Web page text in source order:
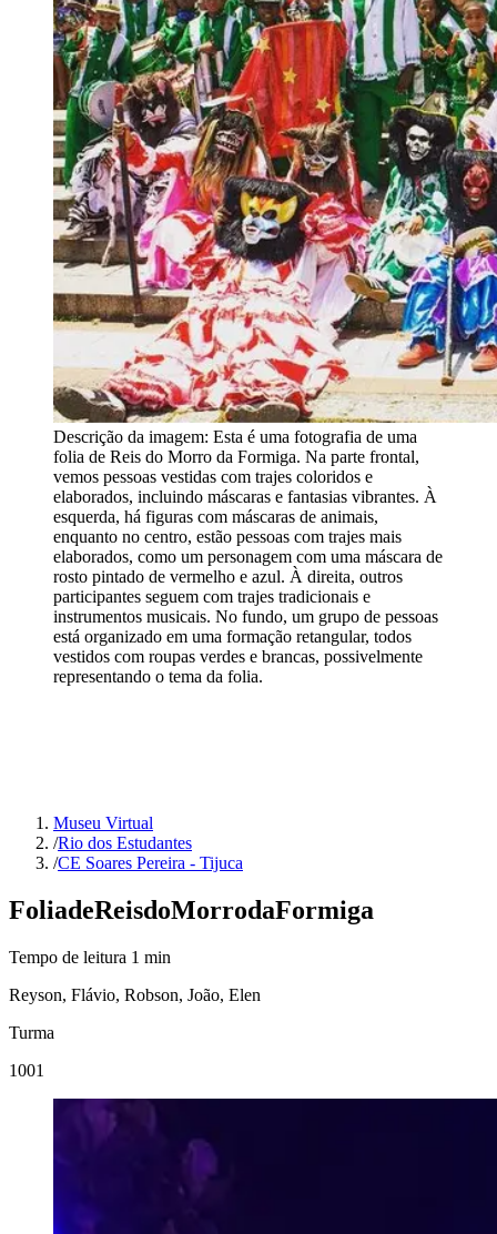
Descrição da imagem: Esta é uma fotografia de uma
folia de Reis do Morro da Formiga. Na parte frontal,
vemos pessoas vestidas com trajes coloridos e
elaborados, incluindo máscaras e fantasias vibrantes. À
esquerda, há figuras com máscaras de animais,
enquanto no centro, estão pessoas com trajes mais
elaborados, como um personagem com uma máscara de
rosto pintado de vermelho e azul. À direita, outros
participantes seguem com trajes tradicionais e
instrumentos musicais. No fundo, um grupo de pessoas
está organizado em uma formação retangular, todos
vestidos com roupas verdes e brancas, possivelmente
representando o tema da folia.
Museu Virtual
/Rio dos Estudantes
/CE Soares Pereira - Tijuca
FoliadeReisdoMorrodaFormiga
Tempo de leitura 1 min
Reyson, Flávio, Robson, João, Elen
Turma
1001